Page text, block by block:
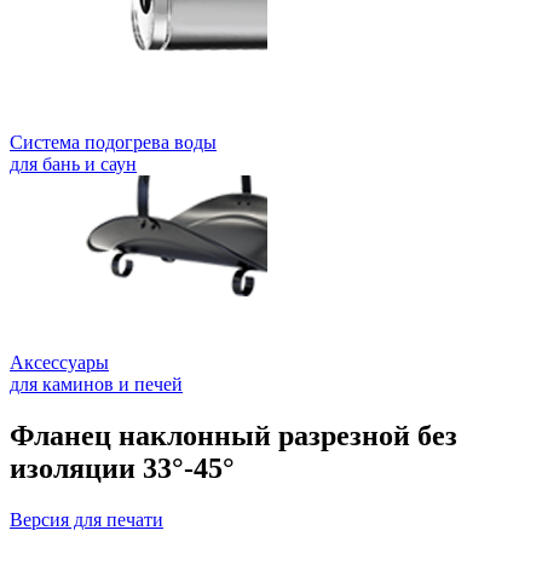
Система подогрева воды
для бань и саун
Аксессуары
для каминов и печей
Фланец наклонный разрезной без
изоляции 33°-45°
Версия для печати